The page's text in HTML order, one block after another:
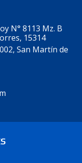
N° 8113 Mz. B
15314
San Martín de